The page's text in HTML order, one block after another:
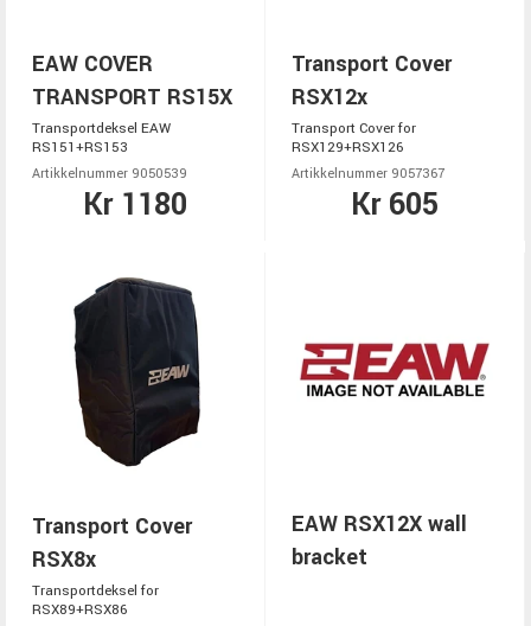
EAW COVER
TRANSPORT RS15X
Transportdeksel EAW
RS151+RS153
Artikkelnummer 9050539
Kr 1180
Transport Cover
RSX12x
Transport Cover for
RSX129+RSX126
Artikkelnummer 9057367
Kr 605
Transport Cover
RSX8x
Transportdeksel for
RSX89+RSX86
EAW RSX12X wall
bracket